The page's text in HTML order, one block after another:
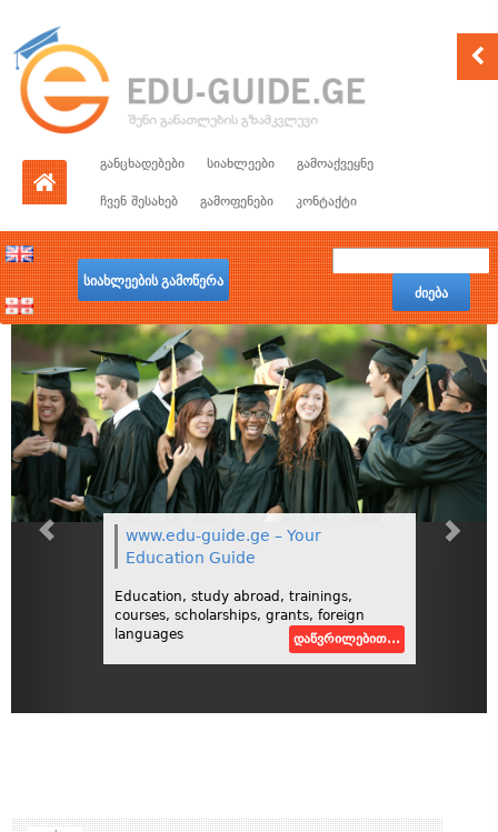
განცხადებები სიახლეები გამოაქვეყნე
ჩვენ შესახებ გამოფენები კონტაქტი
სიახლეების გამოწერა
ძიება
www.edu-guide.ge – Your
Education Guide
Education, study abroad, trainings,
courses, scholarships, grants, foreign
languages
დაწვრილებით...